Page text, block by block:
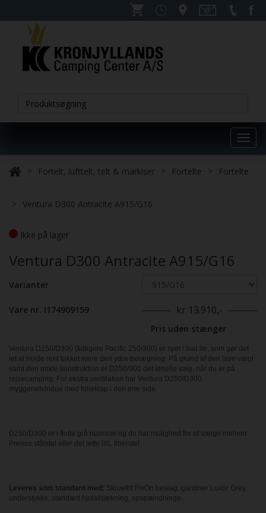
Fortelt, lufttelt, telt & markiser
Fortelte Fortelte
Ventura D300 Antracite A915/G16
Ikke på lager
Ventura D300 Antracite A915/G16
Varianter
Vare nr. I174909159 kr 13.910,-
Pris uden stænger
Ventura D250/D300 (tidligere Pacific 250/300) er syet i IsaLite, som gør det
let at holde rent takket være den ydre belægning. På grund af den lave vægt
samt den enkle konstruktion er D250/300 det ideelle valg, når du er på
rejsecamping. For ekstra ventilation har Ventura D250/D300
myggenetvindue med folieklap i den ene side.
D250/D300 er i flotte grå nuancer og du har mulighed for at vælge mellem
Prenox stålstel eller det lette IXL fiberstel.
Leveres som standard med: Skruefrit FixOn beslag, gardiner Luxor Grey,
understykke, standard hjulafdækning, opspændnings-